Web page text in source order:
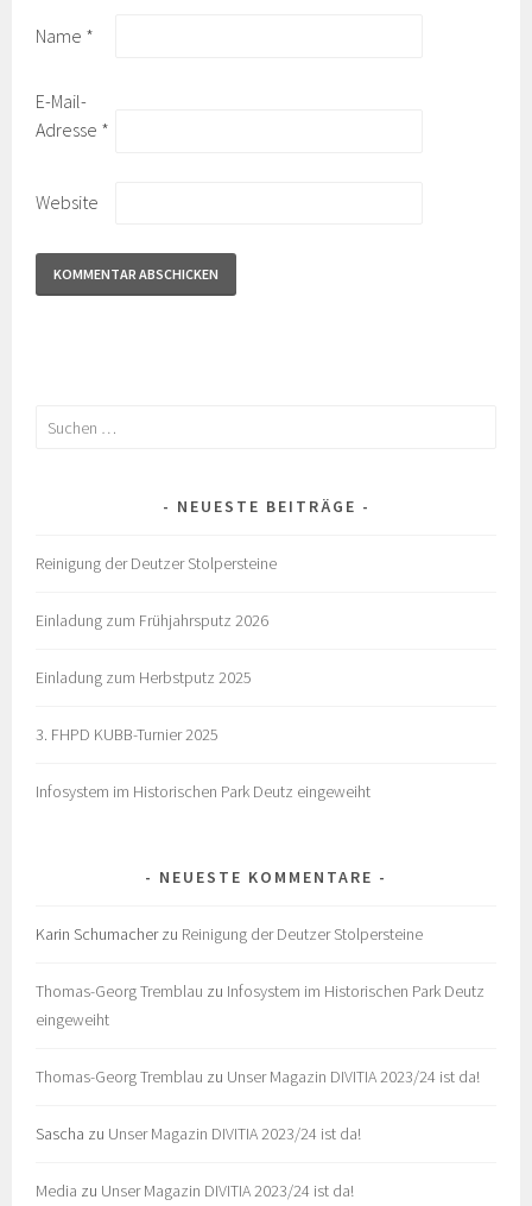
Name *
E-Mail-
Adresse *
Website
Suchen
NEUESTE BEITRÄGE
Reinigung der Deutzer Stolpersteine
Einladung zum Frühjahrsputz 2026
Einladung zum Herbstputz 2025
3. FHPD KUBB-Turnier 2025
Infosystem im Historischen Park Deutz eingeweiht
NEUESTE KOMMENTARE
Karin Schumacherzu Reinigung der Deutzer Stolpersteine
Thomas-Georg Tremblau zu Infosystem im Historischen Park Deutz
eingeweiht
Thomas-Georg Tremblau zu Unser Magazin DIVITIA 2023/24 ist da!
Sascha zu Unser Magazin DIVITIA 2023/24 ist da!
Media zu Unser Magazin DIVITIA 2023/24 ist da!